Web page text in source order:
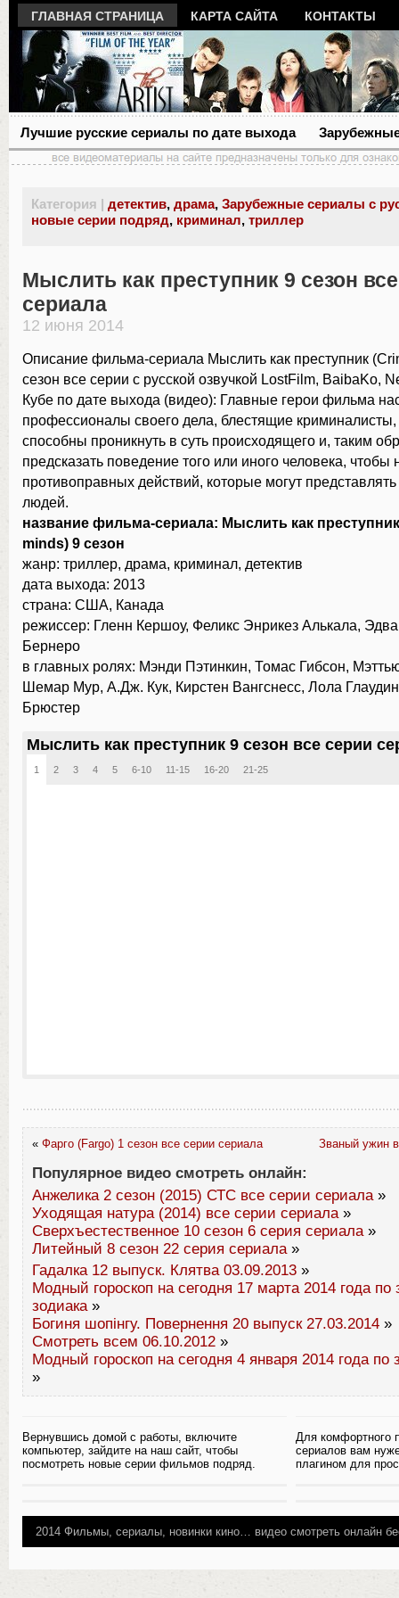
ГЛАВНАЯ СТРАНИЦА КАРТА САЙТА КОНТАКТЫ
Лучшие русские сериалы по дате выхода
Категория | детектив, драма, Зарубежные сериалы с
новые серии подряд, криминал, триллер
Мыслить как преступник 9 сезон
сериала
12 июня 2014
Описание фильма-сериала Мыслить как преступник
сезон все серии с русской озвучкой LostFilm, BaibaKo,
Кубе по дате выхода (видео): Главные герои фильма
профессионалы своего дела, блестящие
способны проникнуть в суть происходящего и, таким
предсказать поведение того или иного человека, чтобы
противоправных действий, которые могут
людей.
название фильма-сериала: Мыслить как
minds) 9 сезон
жанр: триллер, драма, криминал, детектив
дата выхода: 2013
страна: США, Канада
режиссер: Гленн Кершоу, Феликс Энрикез Алькала,
Бернеро
в главных ролях: Мэнди Пэтинкин, Томас Гибсон,
Шемар Мур, А.Дж. Кук, Кирстен Вангснесс, Лола
Брюстер
Мыслить как преступник 9 сезон все серии
1 2 3 4 5 6-10 11-15 16-20 21-25
« Фарго (Fargo) 1 сезон все серии сериала Званый ужин
Популярное видео смотреть онлайн:
Анжелика 2 сезон (2015) СТС все серии сериала»
Уходящая натура (2014) все серии сериала»
Сверхъестественное 10 сезон 6 серия сериала»
Литейный 8 сезон 22 серия сериала»
Гадалка 12 выпуск. Клятва 03.09.2013 »
Модный гороскоп на сегодня 17 марта 2014 года по
зодиака»
Богиня шопінгу. Повернення 20 выпуск 27.03.2014 »
Смотреть всем 06.10.2012 »
Модный гороскоп на сегодня 4 января 2014 года по
»
Вернувшись домой с работы, включите
компьютер, зайдите на наш сайт, чтобы
посмотреть новые серии фильмов подряд.
Для комфортного
сериалов вам
плагином для
2014 Фильмы, сериалы, новинки кино… видео смотреть онлайн